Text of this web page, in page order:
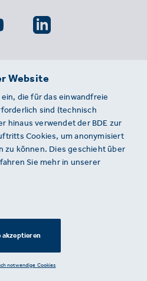
Website
Link
Ihren
Website
die für das einwandfreie
sind (technisch
hinaus verwendet der BDE zur
Cookies, um anonymisiert
zu können. Dies geschieht über
Sie mehr in unserer
akzeptieren
notwendige Cookies